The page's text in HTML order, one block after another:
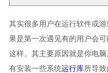
其实很多用户在运行软件或
果是第一次遇见有的用户会
这样。其主要原因就是你电
有安装一些系统运行库所导致